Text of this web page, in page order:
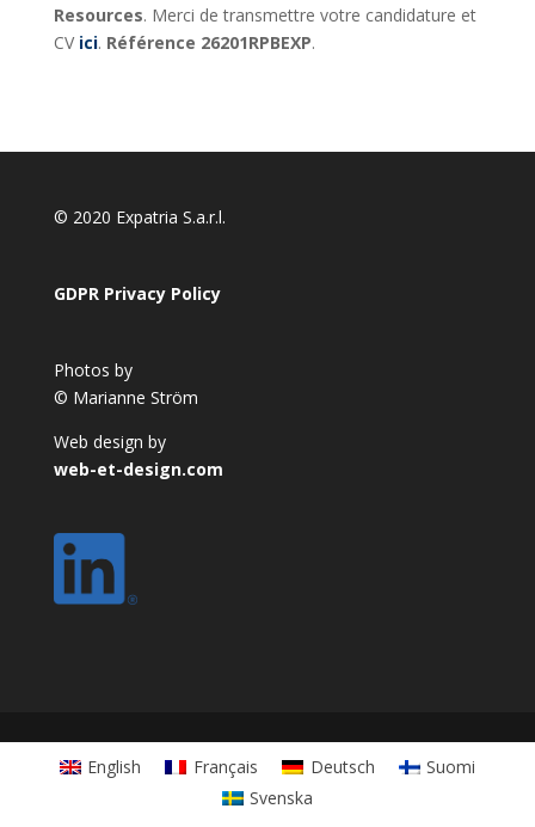
Resources. Merci de transmettre votre candidature et
CV ici. Référence 26201RPBEXP.
© 2020 Expatria S.a.r.l.
GDPR Privacy Policy
Photos by
© Marianne Ström
Web design by
web-et-design.com
English Français Deutsch
Suomi
Svenska